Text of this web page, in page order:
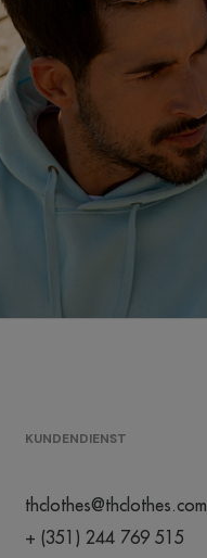
KUNDENDIENST
thclothes@thclothes.com
+ (351) 244 769 515